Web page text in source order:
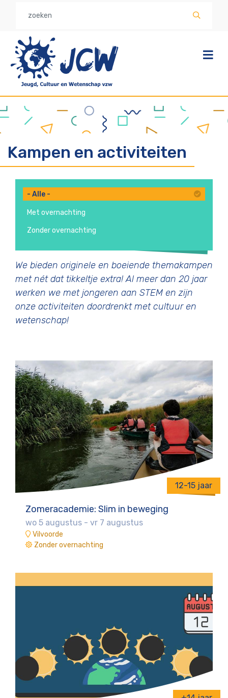
inhoud
Kampen en activiteiten
- Alle -
Met overnachting
Zonder overnachting
We bieden originele en boeiende themakampen
met nét dat tikkeltje extra! Al meer dan 20 jaar
werken we met jongeren aan STEM en zijn
onze activiteiten doordrenkt met cultuur en
wetenschap!
12-15 jaar
Zomeracademie: Slim in beweging
wo 5 augustus - vr 7 augustus
Vilvoorde
Zonder overnachting